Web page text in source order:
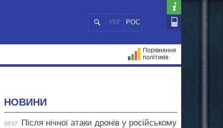
УКР РОС
Порівняння
політиків
НОВИНИ
04:57
Після нічної атаки дронів у російському